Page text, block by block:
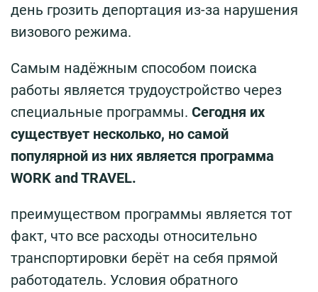
день грозить депортация из-за нарушения
визового режима.
Самым надёжным способом поиска
работы является трудоустройство через
специальные программы. Сегодня их
существует несколько, но самой
популярной из них является программа
WORK and TRAVEL.
преимуществом программы является тот
факт, что все расходы относительно
транспортировки берёт на себя прямой
работодатель. Условия обратного